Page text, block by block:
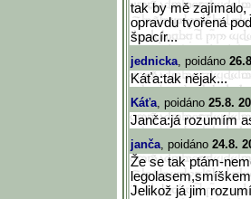
tak by mě zajímalo,
opravdu tvořená
špacír...
jednicka, poidáno
Káťa:tak nějak...
Káťa, poidáno 25.8.
Janča:já rozumím
janča, poidáno 24.8.
Že se tak ptám-
Jelikož já jim